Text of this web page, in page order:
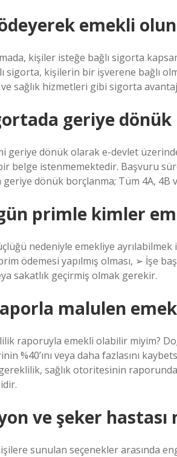
emekli
kişiler isteğe bağlı sigorta
sigorta, kişilerin bir işverene bağlı
sağlık hizmetleri gibi sigorta
geriye dönük
geriye dönük olarak e-devlet
belge istenmemektedir. Başvuru
geriye dönük borçlanma; Tüm 4A,
primle kimler
nedeniyle emekliye
ödemesi yapılmış olması, ➢ İşe
sakatlık geçirmiş olmak gerekir.
malulen
raporuyla emekli olabilir miyim?
%40’ını veya daha fazlasını
sağlık otoritesinin
ve şeker
sunulan seçenekler arasında